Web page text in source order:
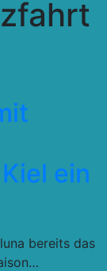
ein
bereits das